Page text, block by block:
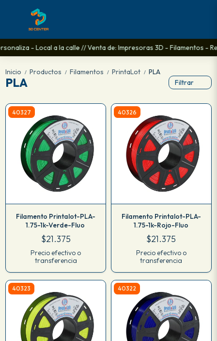
- Local a la calle // Venta de: Impresoras 3D - Filamentos -
Inicio / Productos / Filamentos / PrintaLot / PLA
PLA Filtrar
40327
Filamento Printalot-PLA-
1.75-1k-Verde-Fluo
$21.375
Precio efectivo o
transferencia
40326
Filamento Printalot-PLA-
1.75-1k-Rojo-Fluo
$21.375
Precio efectivo o
transferencia
40323 40322